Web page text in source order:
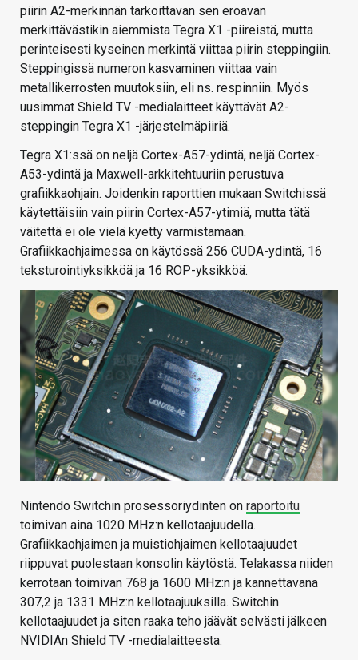
piirin A2-merkinnän tarkoittavan sen eroavan
merkittävästikin aiemmista Tegra X1 -piireistä, mutta
perinteisesti kyseinen merkintä viittaa piirin steppingiin.
Steppingissä numeron kasvaminen viittaa vain
metallikerrosten muutoksiin, eli ns. respinniin. Myös
uusimmat Shield TV -medialaitteet käyttävät A2-
steppingin Tegra X1 -järjestelmäpiiriä.
Tegra X1:ssä on neljä Cortex-A57-ydintä, neljä Cortex-
A53-ydintä ja Maxwell-arkkitehtuuriin perustuva
grafiikkaohjain. Joidenkin raporttien mukaan Switchissä
käytettäisiin vain piirin Cortex-A57-ytimiä, mutta tätä
väitettä ei ole vielä kyetty varmistamaan.
Grafiikkaohjaimessa on käytössä 256 CUDA-ydintä, 16
teksturointiyksikköä ja 16 ROP-yksikköä.
Nintendo Switchin prosessoriydinten on raportoitu
toimivan aina 1020 MHz:n kellotaajuudella.
Grafiikkaohjaimen ja muistiohjaimen kellotaajuudet
riippuvat puolestaan konsolin käytöstä. Telakassa niiden
kerrotaan toimivan 768 ja 1600 MHz:n ja kannettavana
307,2 ja 1331 MHz:n kellotaajuuksilla. Switchin
kellotaajuudet ja siten raaka teho jäävät selvästi jälkeen
NVIDIAn Shield TV -medialaitteesta.